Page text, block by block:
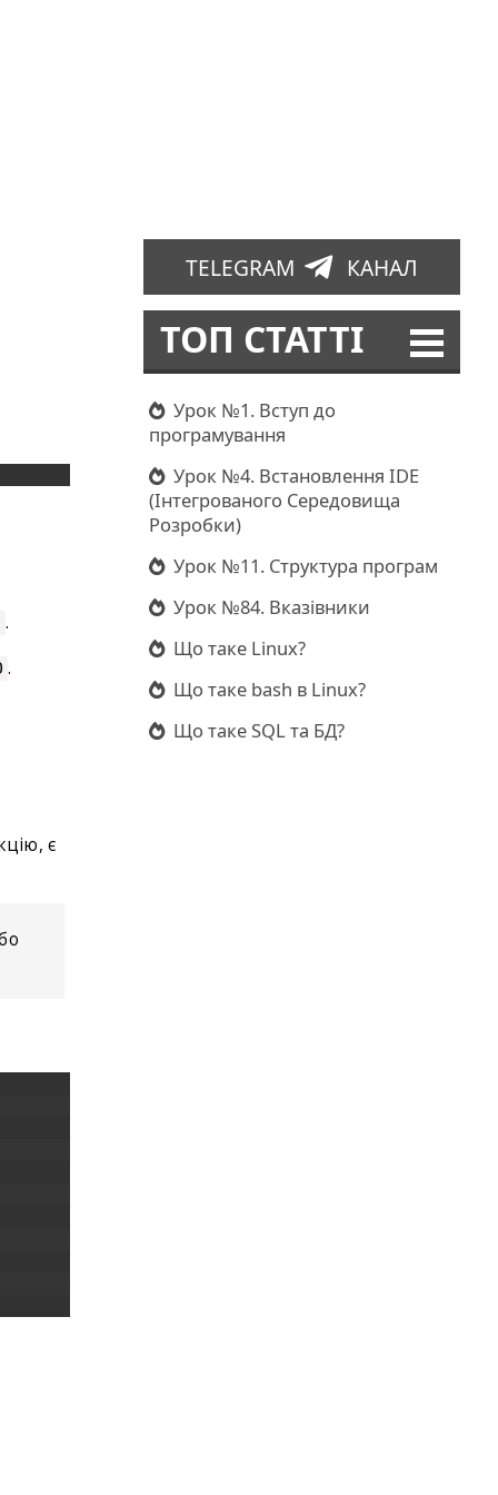
.
.
є
TELEGRAM КАНАЛ
ТОП СТАТТІ
Урок №1. Вступ до
програмування
Урок №4. Встановлення IDE
(Інтегрованого Середовища
Розробки)
Урок №11. Структура програм
Урок №84. Вказівники
Що таке Linux?
Що таке bash в Linux?
Що таке SQL та БД?